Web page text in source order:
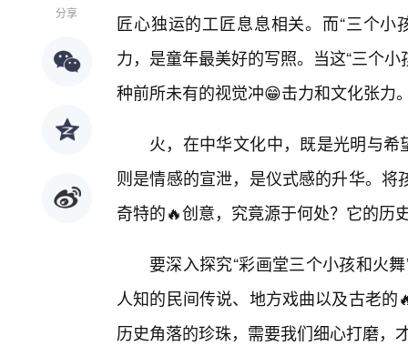
分享
匠心独运的工匠息息相关。而“三个
力，是童年最美好的写照。当这“三个
种前所未有的视觉冲😁击力和文化张力
火，在中华文化中，既是光明与希
则是情感的宣泄，是仪式感的升华。
奇特的🔥创意，究竟源于何处？它的历
要深入探究“彩画堂三个小孩和火
人知的民间传说、地方戏曲以及古老
历史角落的珍珠，需要我们细心打磨，